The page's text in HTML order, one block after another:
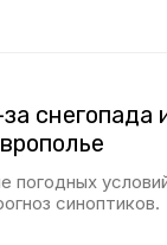
снегопада
погодных
синоптиков.